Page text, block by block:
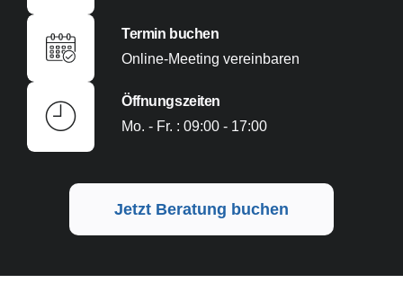
Termin buchen
Online-Meeting vereinbaren
Öffnungszeiten
Mo. - Fr. : 09:00 - 17:00
Jetzt Beratung buchen